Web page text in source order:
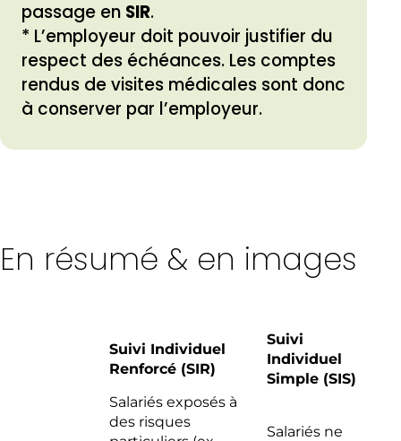
passage en SIR.
* L’employeur doit pouvoir justifier du
respect des échéances. Les comptes
rendus de visites médicales sont donc
à conserver par l’employeur.
En résumé & en images
Suivi Individuel
Renforcé (SIR)
Suivi
Individuel
Simple (SIS)
Salariés exposés à
des risques
Salariés ne